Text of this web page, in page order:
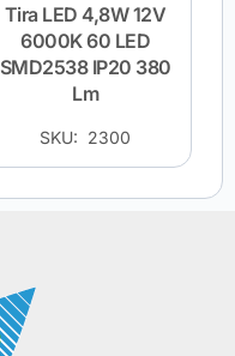
Tira LED 4,8W 12V
6000K 60 LED
SMD2538 IP20 380
Lm
SKU: 2300